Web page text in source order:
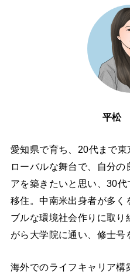
平松
愛知県で育ち、20代まで
ローバルな舞台で、自分の
アを築きたいと思い、30
移住。中南米出身者が多く
ブルな環境社会作りに取
がら大学院に通い、修士号
海外でのライフキャリア構